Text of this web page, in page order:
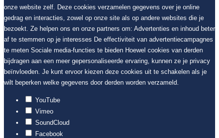
onze website zelf. Deze cookies verzamelen gegevens over je online
gedrag en interacties, zowel op onze site als op andere websites die je
bezoekt. Ze helpen ons en onze partners om: Advertenties en inhoud beter
af te stemmen op je interesses De effectiviteit van advertentiecampagnes
te meten Sociale media-functies te bieden Hoewel cookies van derden
bijdragen aan een meer gepersonaliseerde ervaring, kunnen ze je privacy
beïnvloeden. Je kunt ervoor kiezen deze cookies uit te schakelen als je
wilt beperken welke gegevens door derden worden verzameld.
YouTube
Vimeo
SoundCloud
Facebook